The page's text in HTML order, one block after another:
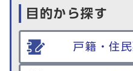
目的から探す
戸籍・住